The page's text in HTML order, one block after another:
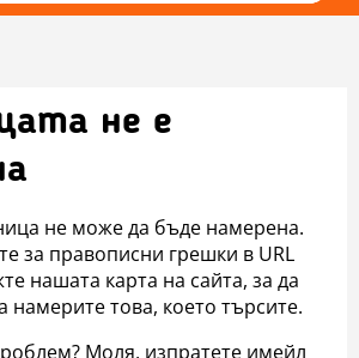
не е
не може да бъде намерена.
за правописни грешки в URL
нашата карта на сайта, за да
намерите това, което търсите.
Моля, изпратете имейл